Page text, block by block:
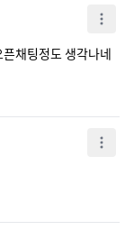
채팅정도 생각나네